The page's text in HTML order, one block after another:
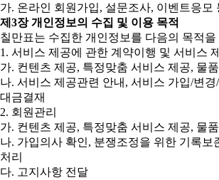
가. 온라인 회원가입, 설문조사, 이벤트응모
제3장 개인정보의 수집 및 이용 목적
칠만표는 수집한 개인정보를 다음의 목적
1. 서비스 제공에 관한 계약이행 및 서비스
가. 컨텐츠 제공, 특정맞춤 서비스 제공, 물
나. 서비스 제공관련 안내, 서비스 가입/변
대금결재
2. 회원관리
가. 컨텐츠 제공, 특정맞춤 서비스 제공, 물
나. 가입의사 확인, 분쟁조정을 위한 기록보
처리
다. 고지사항 전달